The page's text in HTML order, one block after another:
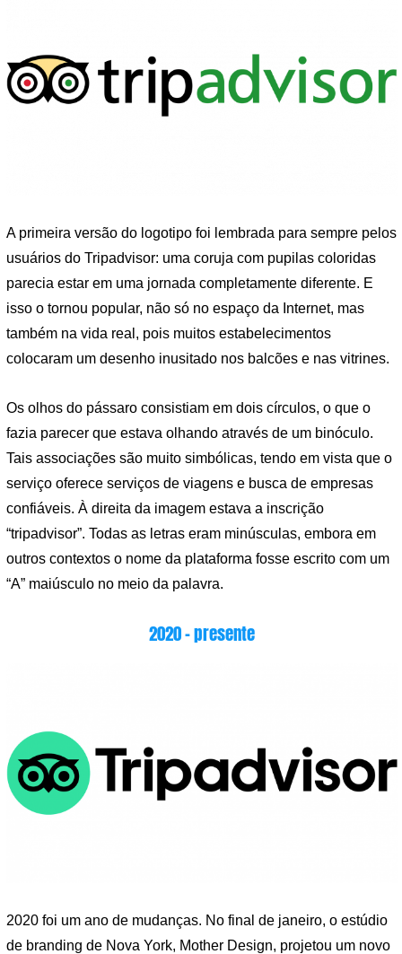
A primeira versão do logotipo foi lembrada para sempre pelos
usuários do Tripadvisor: uma coruja com pupilas coloridas
parecia estar em uma jornada completamente diferente. E
isso o tornou popular, não só no espaço da Internet, mas
também na vida real, pois muitos estabelecimentos
colocaram um desenho inusitado nos balcões e nas vitrines.
Os olhos do pássaro consistiam em dois círculos, o que o
fazia parecer que estava olhando através de um binóculo.
Tais associações são muito simbólicas, tendo em vista que o
serviço oferece serviços de viagens e busca de empresas
confiáveis. À direita da imagem estava a inscrição
“tripadvisor”. Todas as letras eram minúsculas, embora em
outros contextos o nome da plataforma fosse escrito com um
“A” maiúsculo no meio da palavra.
2020 – presente
2020 foi um ano de mudanças. No final de janeiro, o estúdio
de branding de Nova York, Mother Design, projetou um novo